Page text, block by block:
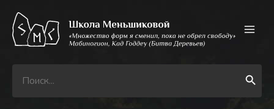
содержимому
Search
for:
Search Button